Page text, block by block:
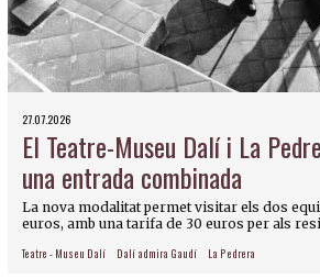
27.07.2026
El Teatre-Museu Dalí i La
una entrada combinada
La nova modalitat permet visitar els dos
euros, amb una tarifa de 30 euros per als
Teatre - Museu Dalí Dalí admira Gaudí La Pedrera